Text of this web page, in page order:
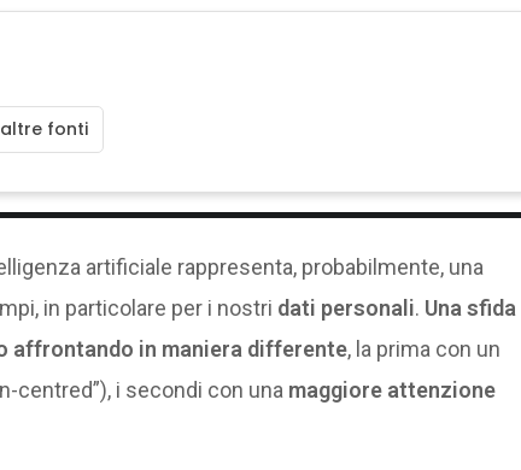
fonti
artificiale rappresenta, probabilmente, una
in particolare per i nostri dati personali. Una sfida
affrontando in maniera differente, la prima con un
centred”), i secondi con una maggiore attenzione